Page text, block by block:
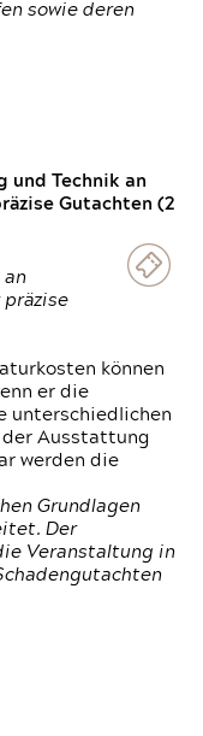
sowie deren
und Technik an
Gutachten (2
an
können
er die
unterschiedlichen
der Ausstattung
werden die
Grundlagen
Der
Veranstaltung in